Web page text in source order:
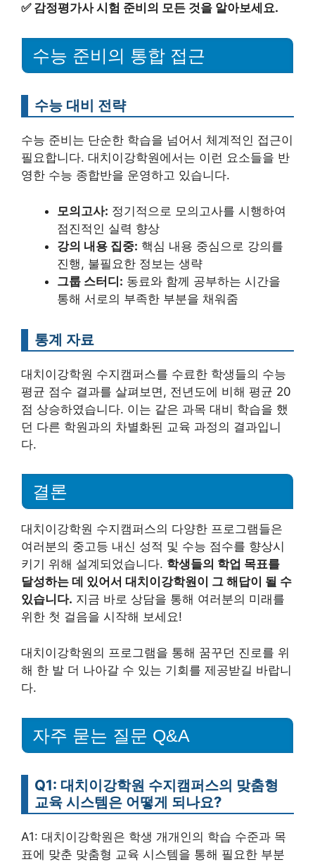
✅ 감정평가사 시험 준비의 모든 것을 알아보세요.
수능 준비의 통합 접근
수능 대비 전략
수능 준비는 단순한 학습을 넘어서 체계적인 접근이
필요합니다. 대치이강학원에서는 이런 요소들을 반
영한 수능 종합반을 운영하고 있습니다.
모의고사: 정기적으로 모의고사를 시행하여
점진적인 실력 향상
강의 내용 집중: 핵심 내용 중심으로 강의를
진행, 불필요한 정보는 생략
그룹 스터디: 동료와 함께 공부하는 시간을
통해 서로의 부족한 부분을 채워줌
통계 자료
대치이강학원 수지캠퍼스를 수료한 학생들의 수능
평균 점수 결과를 살펴보면, 전년도에 비해 평균 20
점 상승하였습니다. 이는 같은 과목 대비 학습을 했
던 다른 학원과의 차별화된 교육 과정의 결과입니
다.
결론
대치이강학원 수지캠퍼스의 다양한 프로그램들은
여러분의 중고등 내신 성적 및 수능 점수를 향상시
키기 위해 설계되었습니다. 학생들의 학업 목표를
달성하는 데 있어서 대치이강학원이 그 해답이 될 수
있습니다. 지금 바로 상담을 통해 여러분의 미래를
위한 첫 걸음을 시작해 보세요!
대치이강학원의 프로그램을 통해 꿈꾸던 진로를 위
해 한 발 더 나아갈 수 있는 기회를 제공받길 바랍니
다.
자주 묻는 질문 Q&A
Q1: 대치이강학원 수지캠퍼스의 맞춤형
교육 시스템은 어떻게 되나요?
A1: 대치이강학원은 학생 개개인의 학습 수준과 목
표에 맞춘 맞춤형 교육 시스템을 통해 필요한 부분